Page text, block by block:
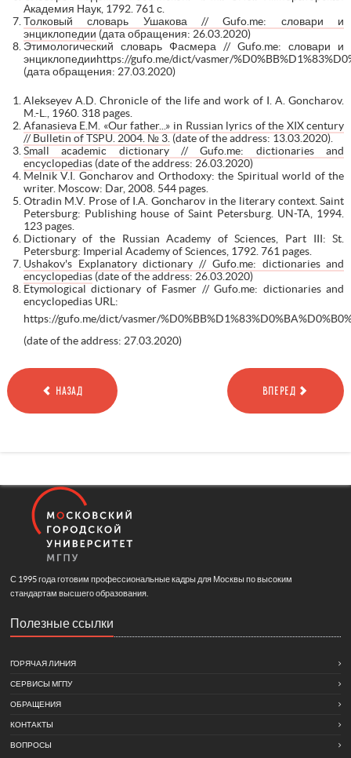
Академия Наук, 1792. 761 с.
Толковый словарь Ушакова // Gufo.me: словари и
энциклопедии (дата обращения: 26.03.2020)
Этимологический словарь Фасмера // Gufo.me: словари и
энциклопедииhttps://gufo.me/dict/vasmer/
(дата обращения: 27.03.2020)
Alekseyev A.D. Chronicle of the life and work of I. A. Goncharov.
M.-L., 1960. 318 pages.
Afanasieva E.M. «Our father...» in Russian lyrics of the XIX century
// Bulletin of TSPU. 2004. № 3. (date of the address: 13.03.2020).
Small academic dictionary // Gufo.me: dictionaries and
encyclopedias(date of the address: 26.03.2020)
Melnik V.I. Goncharov and Orthodoxy: the Spiritual world of the
writer. Moscow: Dar, 2008. 544 pages.
Otradin M.V. Prose of I.A. Goncharov in the literary context. Saint
Petersburg: Publishing house of Saint Petersburg. UN-TA, 1994.
123 pages.
Dictionary of the Russian Academy of Sciences, Part III: St.
Petersburg: Imperial Academy of Sciences, 1792. 761 pages.
Ushakov's Explanatory dictionary // Gufo.me: dictionaries and
encyclopedias(date of the address: 26.03.2020)
Etymological dictionary of Fasmer // Gufo.me: dictionaries and
encyclopedias URL:
https://gufo.me/dict/vasmer/
(date of the address: 27.03.2020)
НАЗАД ВПЕРЕД
С 1995 года готовим профессиональные кадры для Москвы по высоким
стандартам высшего образования.
Полезные ссылки
ГОРЯЧАЯ ЛИНИЯ
СЕРВИСЫ МГПУ
ОБРАЩЕНИЯ
КОНТАКТЫ
ВОПРОСЫ